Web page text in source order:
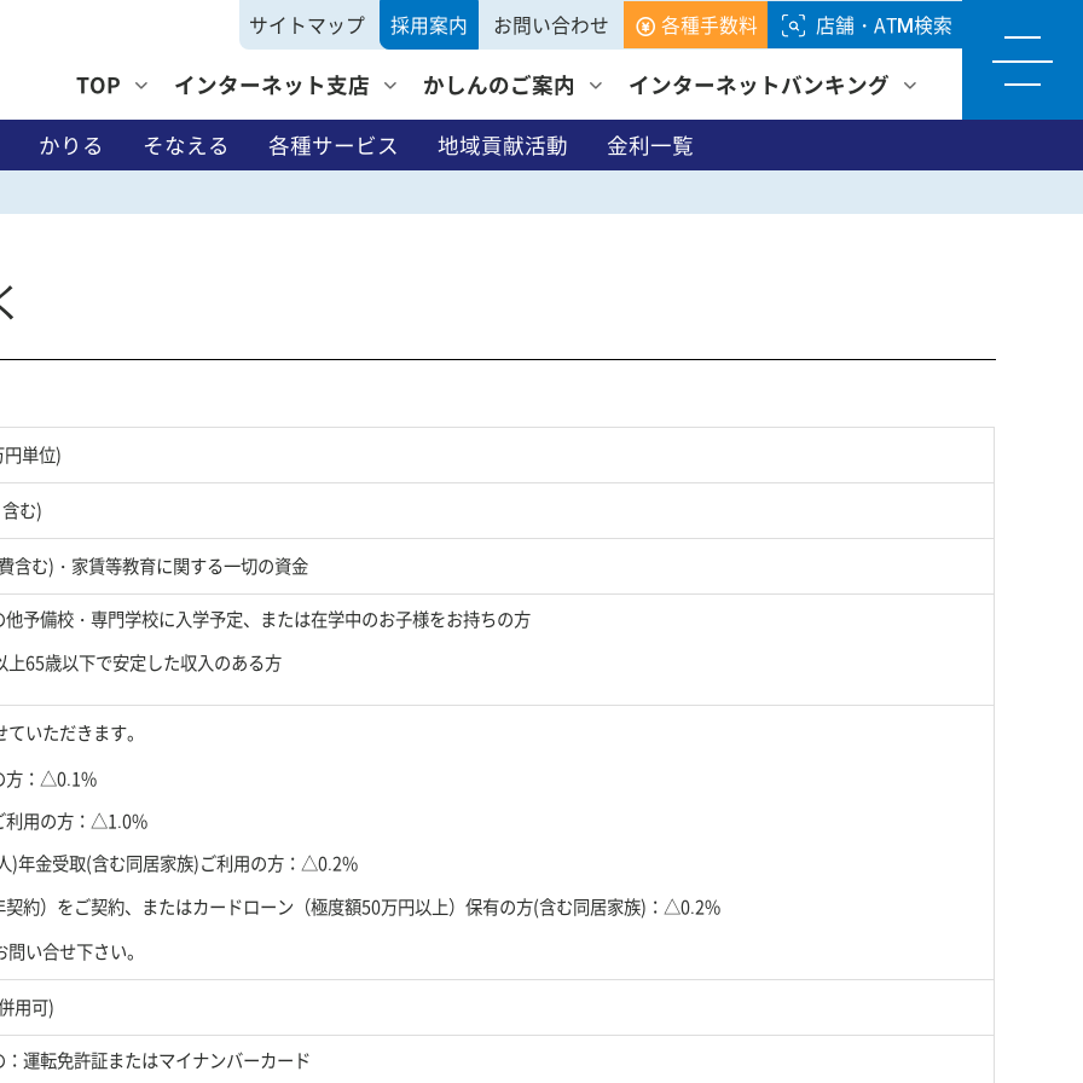
サイトマップ 採用案内 お問い合わせ 各種手数料 店舗・ATM検索
TOP インターネット支店 かしんのご案内 インターネットバンキング
かりる そなえる 各種サービス 地域貢献活動 金利一覧
事業主のお客様 でんさいサービス
内 店舗・ATM検索
単位)
む)
含む)・家賃等教育に関する一切の資金
予備校・専門学校に入学予定、または在学中のお子様をお持ちの方
65歳以下で安定した収入のある方
いただきます。
方：△0.1%
利用の方：△1.0%
)年金受取(含む同居家族)ご利用の方：△0.2%
約）をご契約、またはカードローン（極度額50万円以上）保有の方(含む同居家族)：△0.2%
い合せ下さい。
用可)
運転免許証またはマイナンバーカード